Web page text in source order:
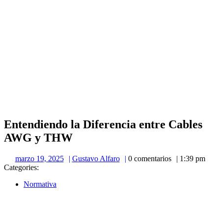
Entendiendo la Diferencia entre Cables
AWG y THW
marzo 19, 2025
marzo
Gustavo Alfaro
Gustavo
0 comentarios
1:39 pm
Categories:
Normativa